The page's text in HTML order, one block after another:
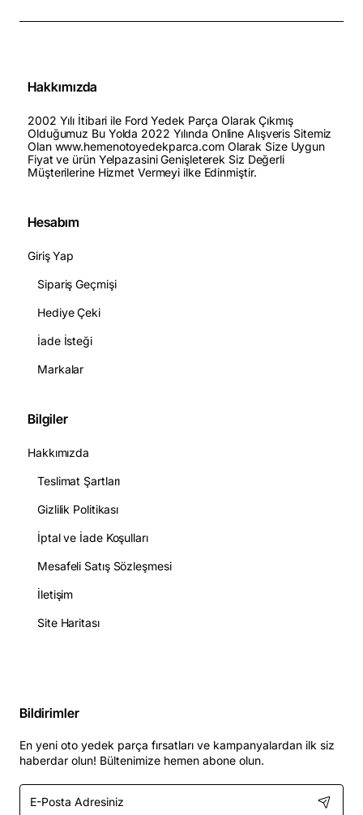
Hakkımızda
2002 Yılı İtibari ile Ford Yedek Parça Olarak Çıkmış
Olduğumuz Bu Yolda 2022 Yılında Online Alışveris Sitemiz
Olan www.hemenotoyedekparca.com Olarak Size Uygun
Fiyat ve ürün Yelpazasini Genişleterek Siz Değerli
Müşterilerine Hizmet Vermeyi ilke Edinmiştir.
Hesabım
Giriş Yap
Sipariş Geçmişi
Hediye Çeki
İade İsteği
Markalar
Bilgiler
Hakkımızda
Teslimat Şartları
Gizlilik Politikası
İptal ve İade Koşulları
Mesafeli Satış Sözleşmesi
İletişim
Site Haritası
Bildirimler
En yeni oto yedek parça fırsatları ve kampanyalardan ilk siz
haberdar olun! Bültenimize hemen abone olun.
E-
Posta